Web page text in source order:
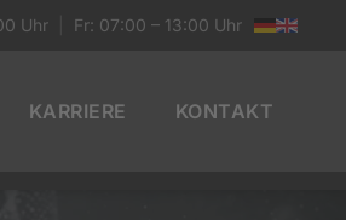
Uhr Fr: 07:00 – 13:00 Uhr
KARRIERE KONTAKT